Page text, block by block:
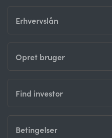
Erhvervslån
Opret bruger
Find investor
Betingelser